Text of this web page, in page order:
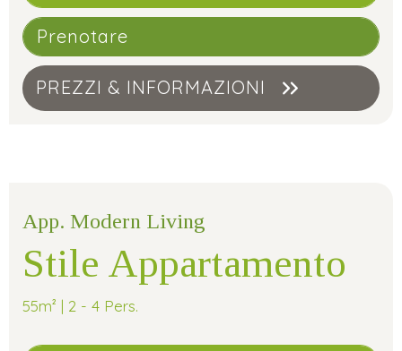
Prenotare
PREZZI & INFORMAZIONI
App. Modern Living
Stile Appartamento
55m² | 2 - 4 Pers.